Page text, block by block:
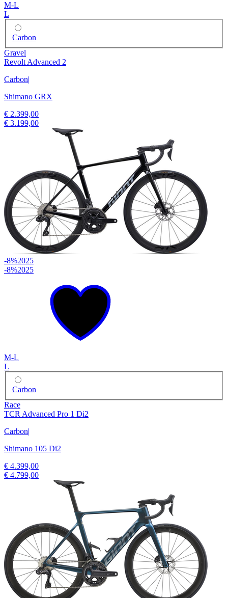
M-L
L
Carbon
Gravel
Revolt Advanced 2
Carbon|
Shimano GRX
€ 2.399,00
€ 3.199,00
-8%2025
-8%2025
M-L
L
Carbon
Race
TCR Advanced Pro 1 Di2
Carbon|
Shimano 105 Di2
€ 4.399,00
€ 4.799,00